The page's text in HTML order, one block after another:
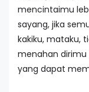
mencintaimu
sayang, jika
kakiku, mataku,
menahan dirimu
yang dapat